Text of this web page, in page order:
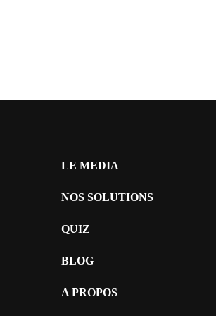
LE MEDIA
NOS SOLUTIONS
QUIZ
BLOG
A PROPOS